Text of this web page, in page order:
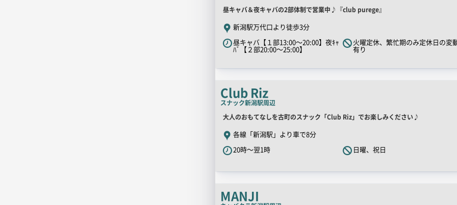
店
舗
PR
キ
ッ
コ
ピ
ー
昼キャバ＆夜キャバの2部体制で営業中♪『club purege』
新潟駅万代口より徒歩3分
昼キャバ【１部13:00～20:00】夜ｷｬ
ﾊﾞ【２部20:00～25:00】
火曜定休、繁忙期のみ定休日の変
有り
Club Riz
スナック新潟駅周辺
店
舗
PR
キ
チ
コ
大人のおもてなしを古町のスナック「Club Riz」でお楽しみください♪
各線「新潟駅」より車で8分
20時～翌1時
日曜、祝日
MANJI